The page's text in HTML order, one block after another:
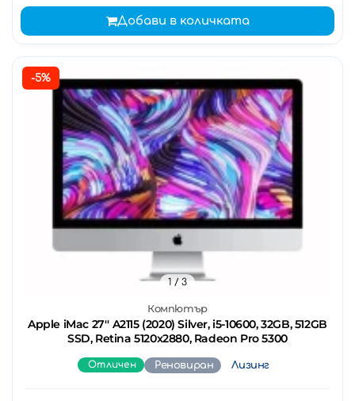
Добави в количката
-5%
Компютър
Apple iMac 27'' A2115 (2020) Silver, i5-10600, 32GB, 512GB
SSD, Retina 5120x2880, Radeon Pro 5300
1 / 3
Отличен Реновиран Лизинг